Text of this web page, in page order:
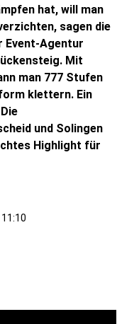
hat, will man
sagen die
Event-Agentur
Mit
man 777 Stufen
klettern. Ein
und Solingen
Highlight für